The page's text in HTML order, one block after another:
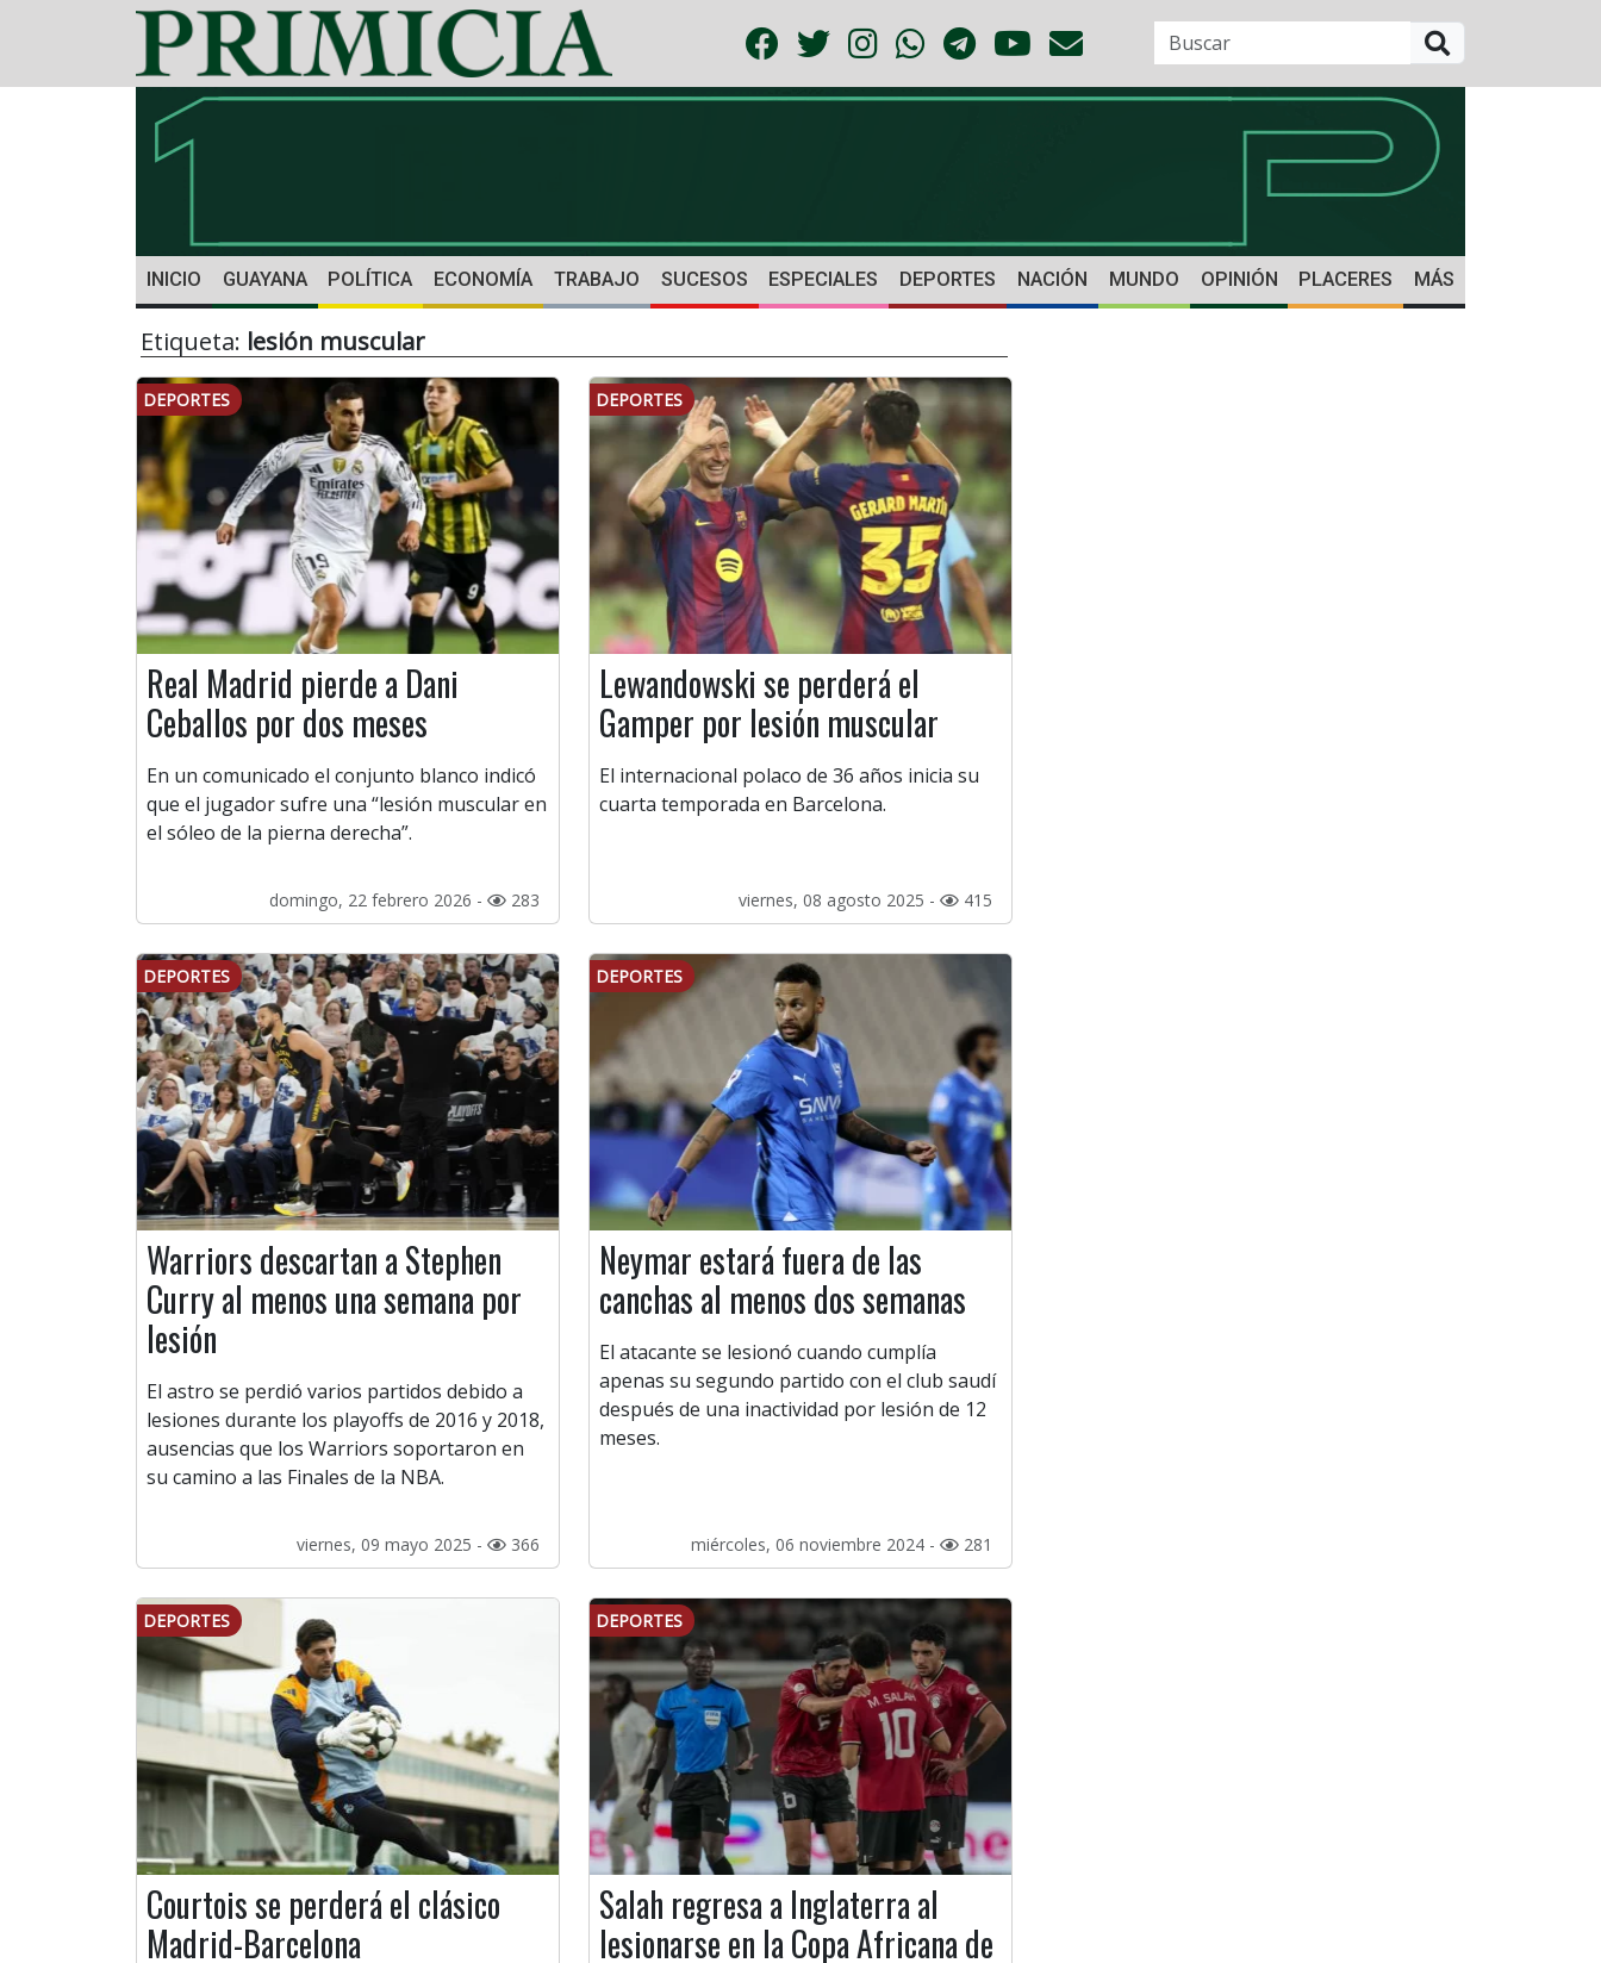
INICIO GUAYANA POLÍTICA ECONOMÍA TRABAJO SUCESOS ESPECIALES DEPORTES NACIÓN MUNDO OPINIÓN PLACERES MÁS
Etiqueta: lesión muscular
DEPORTES
Real Madrid pierde a Dani
Ceballos por dos meses
En un comunicado el conjunto blanco indicó
que el jugador sufre una “lesión muscular en
el sóleo de la pierna derecha”.
domingo, 22 febrero 2026 - 283
DEPORTES
Lewandowski se perderá el
Gamper por lesión muscular
El internacional polaco de 36 años inicia su
cuarta temporada en Barcelona.
viernes, 08 agosto 2025 - 415
DEPORTES
Warriors descartan a Stephen
Curry al menos una semana por
lesión
El astro se perdió varios partidos debido a
lesiones durante los playoffs de 2016 y 2018,
ausencias que los Warriors soportaron en
su camino a las Finales de la NBA.
viernes, 09 mayo 2025 - 366
DEPORTES
Neymar estará fuera de las
canchas al menos dos semanas
El atacante se lesionó cuando cumplía
apenas su segundo partido con el club saudí
después de una inactividad por lesión de 12
meses.
miércoles, 06 noviembre 2024 - 281
DEPORTES
Courtois se perderá el clásico
Madrid-Barcelona
DEPORTES
Salah regresa a Inglaterra al
lesionarse en la Copa Africana de